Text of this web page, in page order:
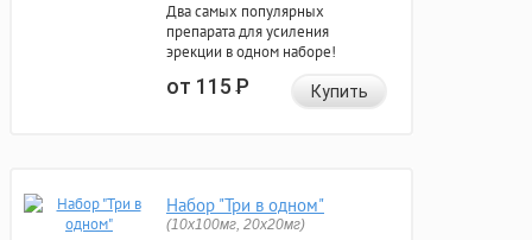
Два самых популярных
препарата для усиления
эрекции в одном наборе!
от 115Р Купить
Набор "Три в одном"
(10x100мг, 20x20мг)